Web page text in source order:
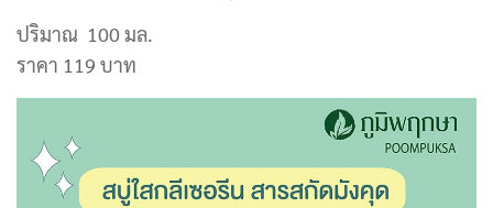
ปริมาณ 100 มล.
ราคา 119 บาท